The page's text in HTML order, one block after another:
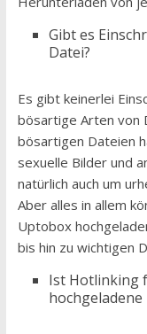
Gibt es
Datei?
Es gibt keinerlei
bösartige Arten von
bösartigen Dateien
sexuelle Bilder und
natürlich auch um
Aber alles in allem
Uptobox
bis hin zu wichtigen
Ist Hotlinking